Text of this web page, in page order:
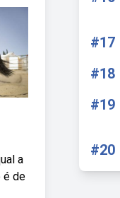
a
é de
#17
#18
#19
#20